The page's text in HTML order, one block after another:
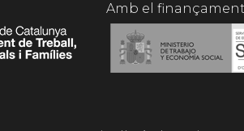
Amb el